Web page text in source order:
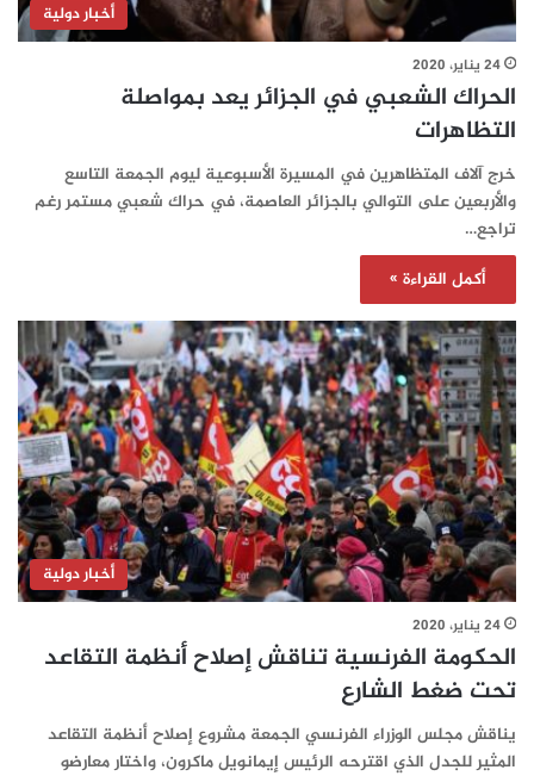
أخبار دولية
24 يناير، 2020
الحراك الشعبي في الجزائر يعد بمواصلة
التظاهرات
خرج آلاف المتظاهرين في المسيرة الأسبوعية ليوم الجمعة التاسع
والأربعين على التوالي بالجزائر العاصمة، في حراك شعبي مستمر رغم
تراجع…
أكمل القراءة »
أخبار دولية
24 يناير، 2020
الحكومة الفرنسية تناقش إصلاح أنظمة التقاعد
تحت ضغط الشارع
يناقش مجلس الوزراء الفرنسي الجمعة مشروع إصلاح أنظمة التقاعد
المثير للجدل الذي اقترحه الرئيس إيمانويل ماكرون، واختار معارضو